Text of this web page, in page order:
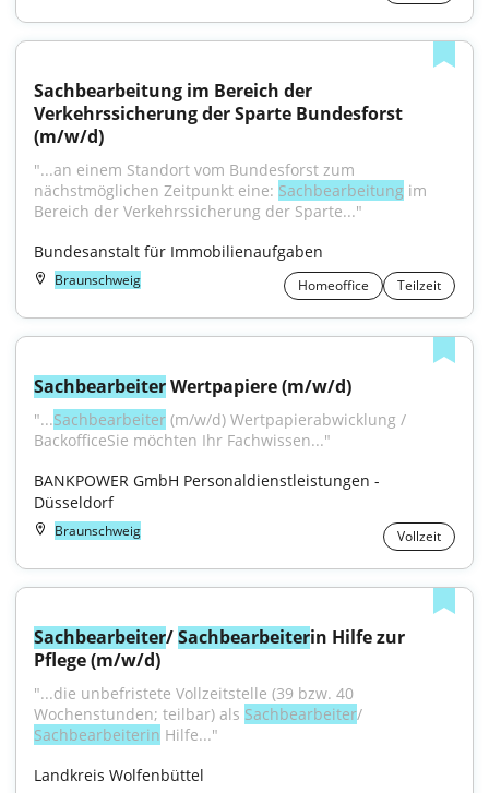
Sachbearbeitung im Bereich der
Verkehrssicherung der Sparte Bundesforst
(m/w/d)
"...an einem Standort vom Bundesforst zum
nächstmöglichen Zeitpunkt eine: Sachbearbeitung im
Bereich der Verkehrs­sicherung der Sparte..."
Bundesanstalt für Immobilienaufgaben
Braunschweig Homeoffice Teilzeit
Sachbearbeiter Wertpapiere (m/w/d)
"...Sachbearbeiter (m⁠/⁠w⁠/⁠d) Wertpapierabwicklung /
BackofficeSie möchten Ihr Fachwissen..."
BANKPOWER GmbH Personaldienstleistungen -
Düsseldorf
Braunschweig Vollzeit
Sachbearbeiter/ Sachbearbeiterin Hilfe zur
Pflege (m/w/d)
"...die unbefristete Vollzeitstelle (39 bzw. 40
Wochenstunden; teilbar) als Sachbearbeiter
Sachbearbeiterin Hilfe..."
Landkreis Wolfenbüttel